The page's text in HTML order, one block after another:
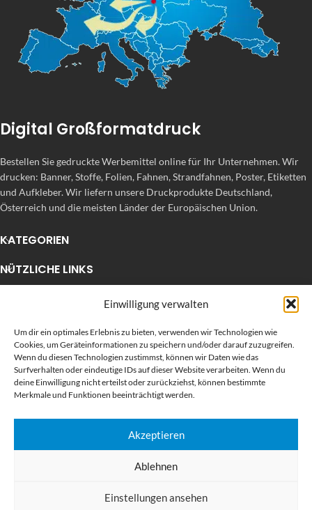
Einwilligung verwalten
Um dir ein optimales Erlebnis zu bieten, verwenden wir Technologien wie
Cookies, um Geräteinformationen zu speichern und/oder darauf zuzugreifen.
Wenn du diesen Technologien zustimmst, können wir Daten wie das
Surfverhalten oder eindeutige IDs auf dieser Website verarbeiten. Wenn du
deine Einwilligung nicht erteilst oder zurückziehst, können bestimmte
Merkmale und Funktionen beeinträchtigt werden.
Akzeptieren
Ablehnen
Einstellungen ansehen
Digital Großformatdruck
Bestellen Sie gedruckte Werbemittel online für Ihr Unternehmen. Wir
drucken: Banner, Stoffe, Folien, Fahnen, Strandfahnen, Poster, Etiketten
und Aufkleber. Wir liefern unsere Druckprodukte Deutschland,
Österreich und die meisten Länder der Europäischen Union.
KATEGORIEN
NÜTZLICHE LINKS
BEWERTEN SIE UNS AUF GOOGLE